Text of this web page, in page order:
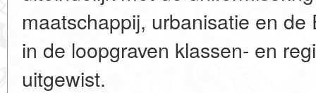
maatschappij, urbanisatie en
in de loopgraven klassen- en
uitgewist.